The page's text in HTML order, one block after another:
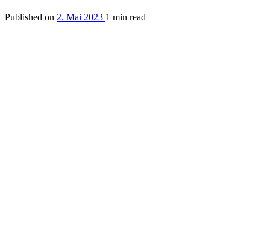
Published on 2. Mai 2023 1 min read